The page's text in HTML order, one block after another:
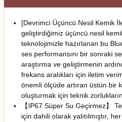
[Devrimci Üçüncü Nesil Kemik
geliştirdiğimiz üçüncü nesil
teknolojimizle hazırlanan bu
ses performansını bir sonraki
araştırma ve geliştirmenin
frekans aralıkları için iletim
önemli ölçüde artıran üstün bir
oluşturmak için teknik
【IP67 Süper Su Geçirmez】
için dahili olarak yalıtılmıştır,